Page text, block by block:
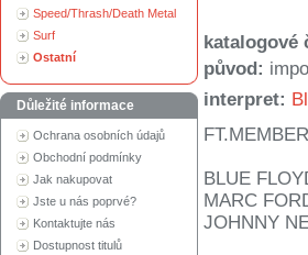
Speed/Thrash/Death Metal
Surf
Ostatní
Důležité informace
Ochrana osobních údajů
Obchodní podmínky
Jak nakupovat
Jste u nás poprvé?
Kontaktujte nás
Dostupnost titulů
katalogové
původ:
interpret:
BLUE
MARC
JOHNNY